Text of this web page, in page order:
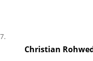
Christian